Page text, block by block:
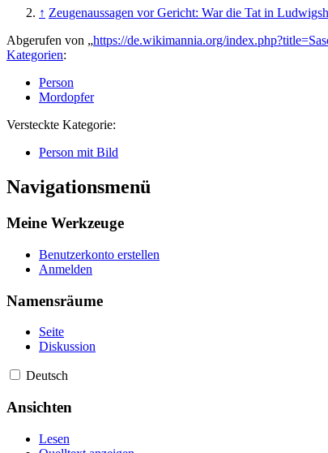
↑ Zeugenaussagen vor Gericht: War die Tat in
Abgerufen von „https://de.wikimannia.org/
Kategorien:
Person
Mordopfer
Versteckte Kategorie:
Person mit Bild
Navigationsmenü
Meine Werkzeuge
Benutzerkonto erstellen
Anmelden
Namensräume
Seite
Diskussion
Deutsch
Ansichten
Lesen